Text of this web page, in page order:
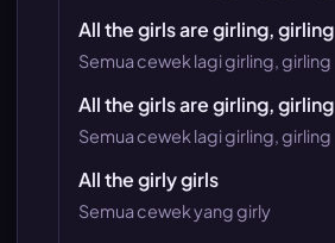
All the girls are girling, girling
Semua cewek lagi girling, girling
All the girls are girling, girling
Semua cewek lagi girling, girling
All the girly girls
Semua cewek yang girly